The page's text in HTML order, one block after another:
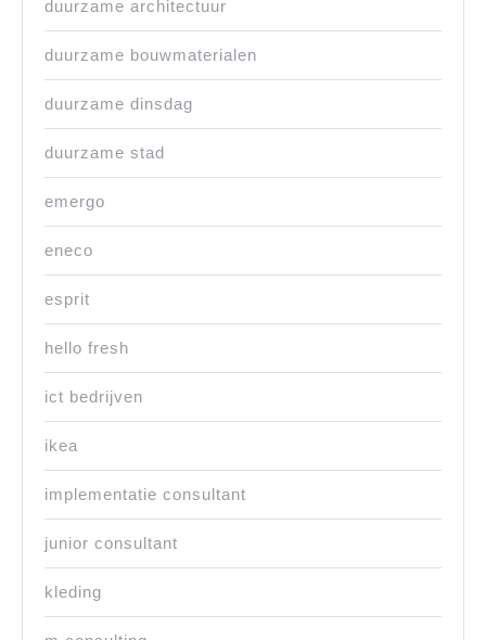
duurzame architectuur
duurzame bouwmaterialen
duurzame dinsdag
duurzame stad
emergo
eneco
esprit
hello fresh
ict bedrijven
ikea
implementatie consultant
junior consultant
kleding